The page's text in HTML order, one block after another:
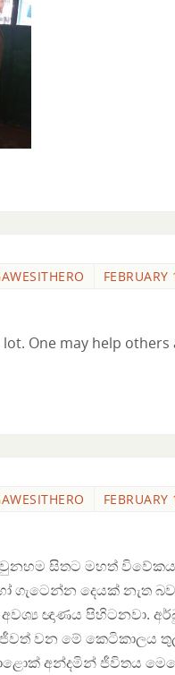
One may help
සිතට මහත්
ගැටෙන්න දෙයක් නැත
ඥාණය පිහිටනවා.
වන මේ කෙටිකාලය
අන්දමින් ජීවිතය